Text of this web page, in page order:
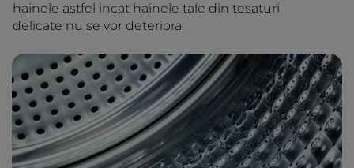
hainele astfel incat hainele tale din tesaturi
delicate nu se vor deteriora.